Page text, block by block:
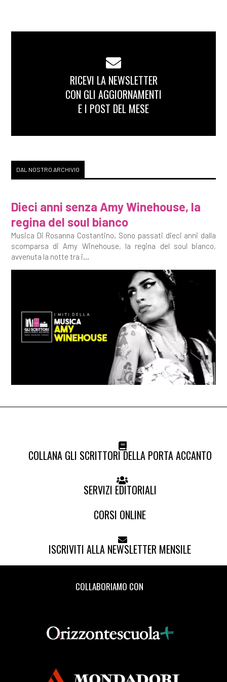
RICEVI LA NEWSLETTER
CON GLI AGGIORNAMENTI
E I POST DEL MESE
DAL NOSTRO ARCHIVIO
Dieci anni senza Amy Winehouse, la
regina del soul bianco
Musica Di Rosanna Costantino. Sono passati dieci anni dalla
scomparsa di Amy Winehouse, la regina del soul bianco,
avvenuta la notte tra i...
COLLANA GLI SCRITTORI DELLA PORTA ACCANTO
SERVIZI EDITORIALI
CORSI ONLINE
ISCRIVITI ALLA NEWSLETTER MENSILE
COLLABORIAMO CON